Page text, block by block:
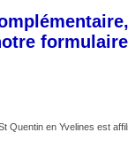
Quentin en Yvelines est